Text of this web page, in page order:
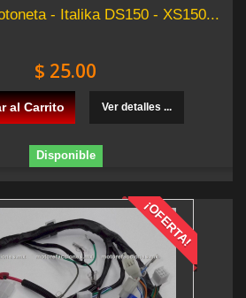
- Italika DS150 - XS150...
$ 25.00
al Carrito Ver detalles ...
Disponible
¡OFERTA!